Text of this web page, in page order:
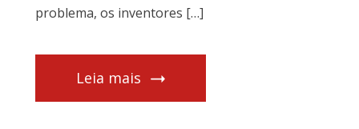
problema, os inventores […]
Leia mais